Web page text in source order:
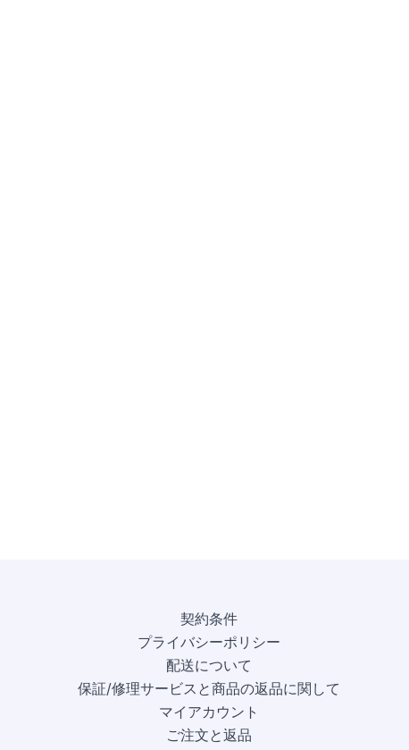
契約条件
プライバシーポリシー
配送について
保証/修理サービスと商品の返品に関して
マイアカウント
ご注文と返品